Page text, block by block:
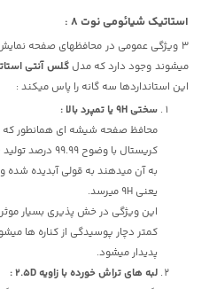
استاتیک شیائومی نوت 8 :
3 ویژگی عمومی در محافظهای صفحه
میشوند وجود دارد که مدلگلس آنتی
این استانداردها سه گانه را پاس میکند :
سختی 9H یا تمپرد بالا :
محافظ صفحه شیشه ای همانطور
کریستال با
به آن میدهند به قولی آبدیده شده
یعنی 9H میرسد.
این ویژگی در خش پذیری بسیار
کمتر دچار پوسیدگی از کناره ها
پدیدار میشود.
لبه های تراش خورده با زاویه 2.5D :